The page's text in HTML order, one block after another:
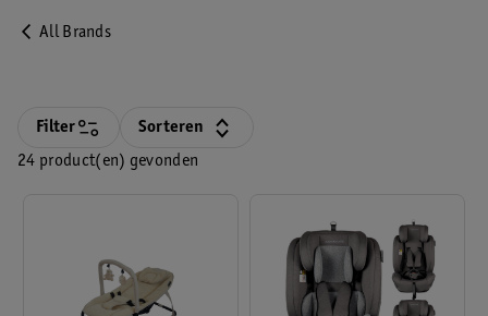
All Brands
24 product(en) gevonden
Filter Sorteren